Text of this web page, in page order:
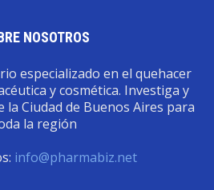
NOSOTROS
especializado en el quehacer
y cosmética. Investiga y
la Ciudad de Buenos Aires para
la región
info@pharmabiz.net